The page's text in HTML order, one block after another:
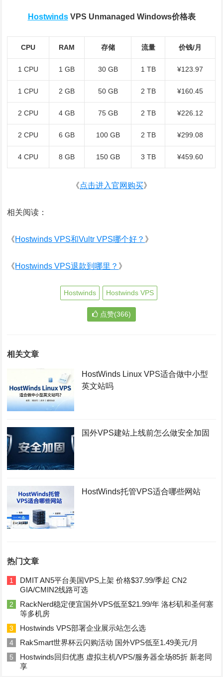
HostwindsVPS Unmanaged Windows价格表
CPU RAM 存储 流量 价钱/月
1 CPU 1 GB 30 GB 1 TB ¥123.97
1 CPU 2 GB 50 GB 2 TB ¥160.45
2 CPU 4 GB 75 GB 2 TB ¥226.12
2 CPU 6 GB 100 GB 2 TB ¥299.08
4 CPU 8 GB 150 GB 3 TB ¥459.60
《点击进入官网购买》
相关阅读：
《Hostwinds VPS和Vultr VPS哪个好？ 》
《Hostwinds VPS退款到哪里？ 》
Hostwinds Hostwinds VPS
点赞(366)
相关文章
HostWinds Linux VPS适合做中小型
英文站吗
国外VPS建站上线前怎么做安全加固
HostWinds托管VPS适合哪些网站
热门文章
1
DMIT AN5平台美国VPS上架 价格$37.99/季起 CN2
GIA/CMIN2线路可选
2
RackNerd稳定便宜国外VPS低至$21.99/年 洛杉矶和圣何塞
等多机房
3 Hostwinds VPS部署企业展示站怎么选
4 RakSmart世界杯云闪购活动 国外VPS低至1.49美元/月
5
Hostwinds回归优惠 虚拟主机/VPS/服务器全场85折 新老同
享